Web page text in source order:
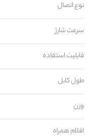
نوع اتصال
سرعت شارژ
قابلیت استفاده
طول کابل
وزن
اقلام همراه